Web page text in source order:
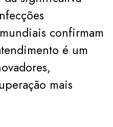
confirmam
é um
mais